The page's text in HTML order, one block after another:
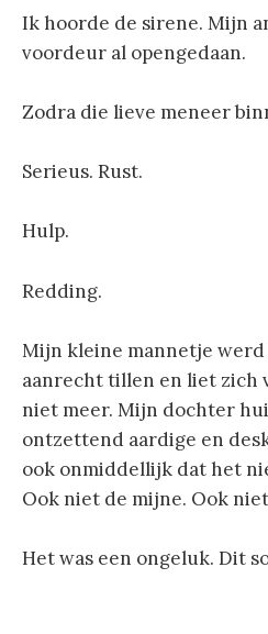
Ik hoorde de sirene. Mijn
voordeur al opengedaan.
Zodra die lieve meneer
Serieus. Rust.
Hulp.
Redding.
Mijn kleine mannetje
aanrecht tillen en liet zich
niet meer. Mijn dochter
ontzettend aardige en
ook onmiddellijk dat het
Ook niet de mijne. Ook
Het was een ongeluk. Dit